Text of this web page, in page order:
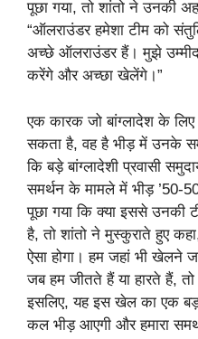
पूछा गया, तो शांतो ने उनकी
“ऑलराउंडर हमेशा टीम को
अच्छे ऑलराउंडर हैं। मुझे
करेंगे और अच्छा खेलेंगे।”
एक कारक जो बांग्लादेश के
सकता है, वह है भीड़ में उनके
कि बड़े बांग्लादेशी प्रवासी
समर्थन के मामले में भीड़ ’50-
पूछा गया कि क्या इससे उनकी
है, तो शांतो ने मुस्कुराते हुए
ऐसा होगा। हम जहां भी खेलने
जब हम जीतते हैं या हारते हैं,
इसलिए, यह इस खेल का एक
कल भीड़ आएगी और हमारा